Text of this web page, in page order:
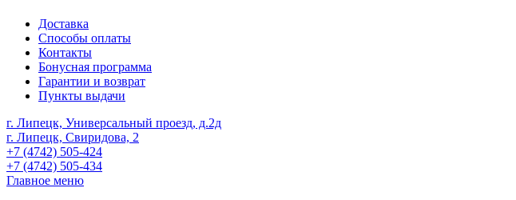
Доставка
Способы оплаты
Контакты
Бонусная программа
Гарантии и возврат
Пункты выдачи
г. Липецк, Универсальный проезд, д.2д
г. Липецк, Свиридова, 2
+7 (4742) 505-424
+7 (4742) 505-434
Главное меню